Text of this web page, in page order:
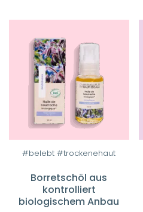
#belebt #trockenehaut
Borretschöl aus
kontrolliert
biologischem Anbau